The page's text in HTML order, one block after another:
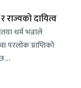
राज्यको दायित्व
धर्म भन्नाले
परलोक प्राप्तिको